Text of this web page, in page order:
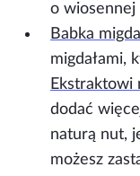
o wiosennej
Babka
migdałami,
Ekstraktowi
dodać
naturą nut,
możesz